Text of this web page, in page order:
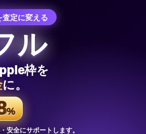
定に変える
ル
枠を
に。
%
安全にサポートします。